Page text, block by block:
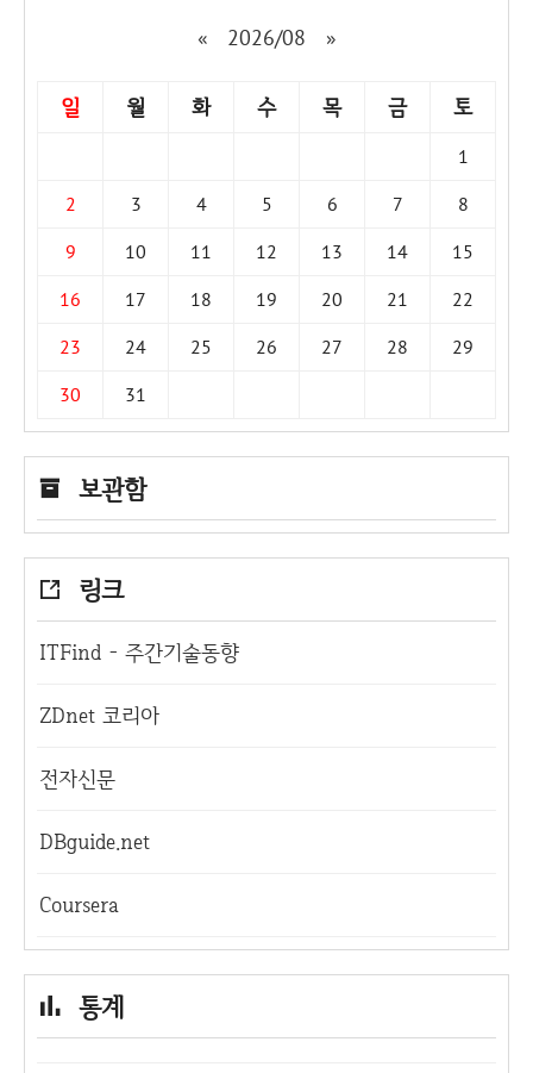
« 2026/08 »
일 월 화 수 목 금 토
1
2
3 4 5 6 7
8
9
10 11 12 13 14
15
16
17 18 19 20 21
22
23
24 25 26 27 28
29
30
31
보관함
링크
ITFind - 주간기술동향
ZDnet 코리아
전자신문
DBguide.net
Coursera
통계